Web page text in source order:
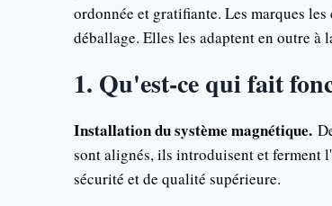
ordonnée et gratifiante. Les marques
déballage. Elles les adaptent en outre à
1. Qu'est-ce qui fait
Installation du système magnétique.
sont alignés, ils introduisent et ferment
sécurité et de qualité supérieure.